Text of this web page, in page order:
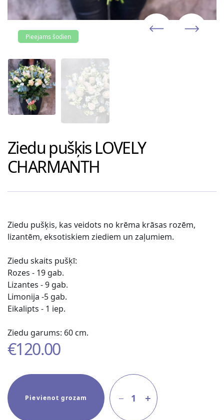
Pieejams šodien
Ziedu pušķis LOVELY
CHARMANTH
Ziedu pušķis, kas veidots no krēma krāsas rozēm,
lizantēm, eksotiskiem ziediem un zaļumiem.
Ziedu skaits pušķī:
Rozes - 19 gab.
Lizantes - 9 gab.
Limonija -5 gab.
Eikalipts - 1 iep.
Ziedu garums: 60 cm.
€120.00
Pievienot grozam 1